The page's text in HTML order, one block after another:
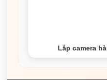
Lắp camera